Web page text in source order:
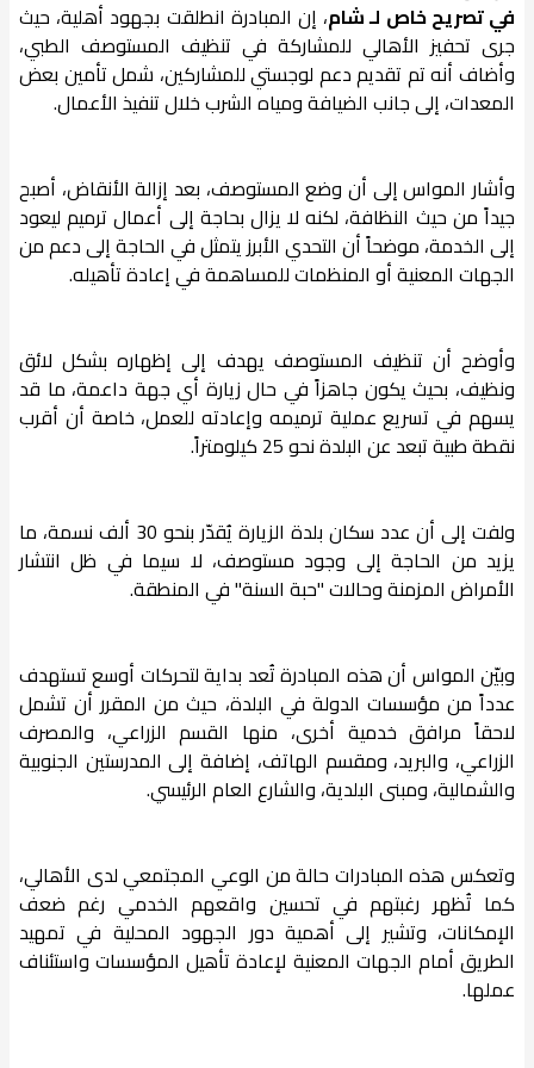
في تصريح خاص لـ شام، إن المبادرة انطلقت بجهود أهلية، حيث
جرى تحفيز الأهالي للمشاركة في تنظيف المستوصف الطبي،
وأضاف أنه تم تقديم دعم لوجستي للمشاركين، شمل تأمين بعض
المعدات، إلى جانب الضيافة ومياه الشرب خلال تنفيذ الأعمال.
وأشار المواس إلى أن وضع المستوصف، بعد إزالة الأنقاض، أصبح
جيداً من حيث النظافة، لكنه لا يزال بحاجة إلى أعمال ترميم ليعود
إلى الخدمة، موضحاً أن التحدي الأبرز يتمثل في الحاجة إلى دعم من
الجهات المعنية أو المنظمات للمساهمة في إعادة تأهيله.
وأوضح أن تنظيف المستوصف يهدف إلى إظهاره بشكل لائق
ونظيف، بحيث يكون جاهزاً في حال زيارة أي جهة داعمة، ما قد
يسهم في تسريع عملية ترميمه وإعادته للعمل، خاصة أن أقرب
نقطة طبية تبعد عن البلدة نحو 25 كيلومتراً.
ولفت إلى أن عدد سكان بلدة الزيارة يُقدّر بنحو 30 ألف نسمة، ما
يزيد من الحاجة إلى وجود مستوصف، لا سيما في ظل انتشار
الأمراض المزمنة وحالات "حبة السنة" في المنطقة.
وبيّن المواس أن هذه المبادرة تُعد بداية لتحركات أوسع تستهدف
عدداً من مؤسسات الدولة في البلدة، حيث من المقرر أن تشمل
لاحقاً مرافق خدمية أخرى، منها القسم الزراعي، والمصرف
الزراعي، والبريد، ومقسم الهاتف، إضافة إلى المدرستين الجنوبية
والشمالية، ومبنى البلدية، والشارع العام الرئيسي.
وتعكس هذه المبادرات حالة من الوعي المجتمعي لدى الأهالي،
كما تُظهر رغبتهم في تحسين واقعهم الخدمي رغم ضعف
الإمكانات، وتشير إلى أهمية دور الجهود المحلية في تمهيد
الطريق أمام الجهات المعنية لإعادة تأهيل المؤسسات واستئناف
عملها.